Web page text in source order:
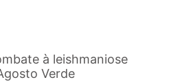
à leishmaniose
Verde